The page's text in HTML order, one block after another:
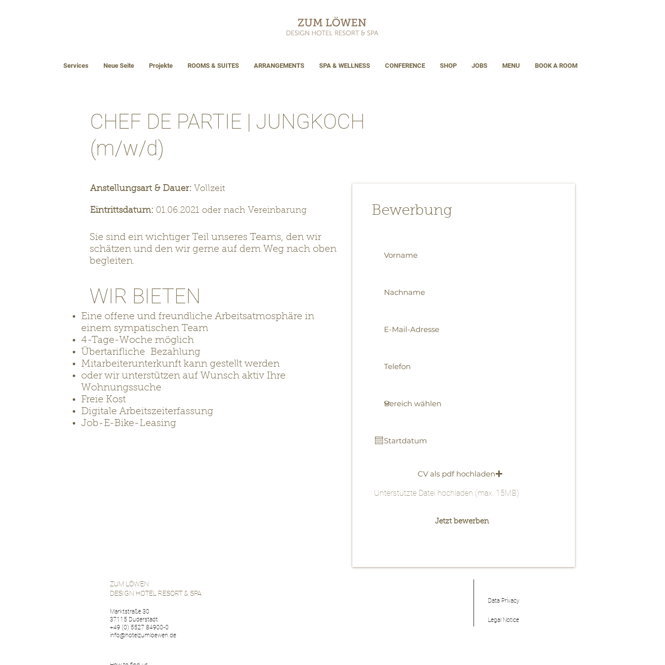
Services Neue Seite Projekte ROOMS & SUITES ARRANGEMENTS SPA & WELLNESS CONFERENCE SHOP JOBS MENU BOOK A ROOM
CHEF DE PARTIE | JUNGKOCH
(m/w/d)
Anstellungsart & Dauer: Vollzeit
Eintrittsdatum: 01.06.2021 oder nach Vereinbarung Bewerbung
CV als pdf hochladen
Unterstützte Datei hochladen (max. 15MB)
Jetzt bewerben
WIR BIETEN
Eine offene und freundliche Arbeitsatmosphäre in
einem sympatischen Team
4-Tage-Woche möglich
Übertarifliche Bezahlung
Mitarbeiterunterkunft kann gestellt werden
oder wir unterstützen auf Wunsch aktiv Ihre
Wohnungssuche
Freie Kost
Digitale Arbeitszeiterfassung
Job-E-Bike-Leasing
Sie sind ein wichtiger Teil unseres Teams, den wir
schätzen und den wir gerne auf dem Weg nach oben
begleiten.
ZUM LÖWEN
DESIGN HOTEL RESORT & SPA
Marktstraße 30
37115 Duderstadt
+49 (0) 5527 84900-0
info@hotelzumloewen.de
Data Privacy
Legal Notice